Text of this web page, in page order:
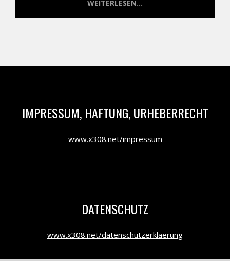
WEITERLESEN...
IMPRESSUM, HAFTUNG, URHEBERRECHT
www.x308.net/impressum
DATENSCHUTZ
www.x308.net/datenschutzerklaerung